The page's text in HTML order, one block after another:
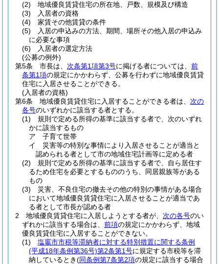
(2)
地域優良賃貸住宅の所在地、戸数、規模及び構造
(3)
入居者の資格
(4)
家賃その他賃貸の条件
(5)
入居の申込みの方法、期間、場所その他入居の申込み
に必要な事項
(6)
入居者の選定方法
(公募の例外)
第5条
市長は、 次条第1項第3号に掲げる者については、 前
条第1項の規定にかかわらず、公募を行わずに地域優良賃貸
住宅に入居させることができる。
(入居者の資格)
第6条
地域優良賃貸住宅に入居することができる者は、 次の
各号のいずれかに該当する者とする。
(1)
規則で定める所得の基準に該当する者で、次のいずれ
かに該当するもの
ア
子育て世帯
イ
災害等の特別な事情により入居させることが適当と
認められる者として市の地域住宅計画等に定める者
(2)
規則で定める所得の基準に該当する者で、自ら居住す
るため住宅を必要とするもののうち、同居親族等がある
もの
(3)
災害、不良住宅の撤去その他の特別の事情がある場合
において地域優良賃貸住宅に入居させることが適当であ
る者として市長が認める者
2
地域優良賃貸住宅に入居しようとする者が、 次の各号のい
ずれかに該当する場合は、 前項の規定にかかわらず、地域
優良賃貸住宅に入居することができない。
(1)
塩竈市市税等滞納者に対する特別措置に関する条例
(平成18年条例第36号)第2条第1号に規定する市税等を滞
納しているとき(同条例第7条第2項の規定に該当する場合